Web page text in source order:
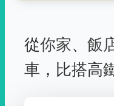
從你家、 飯
車， 比搭高